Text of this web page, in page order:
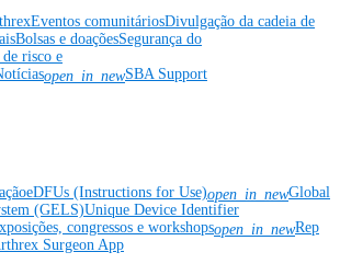
Eventos comunitáriosDivulgação da cadeia de
Bolsas e doaçõesSegurança do
risco e
open_in_newSBA Support
eDFUs (Instructions for Use)open_in_newGlobal
(GELS)Unique Device Identifier
congressos e workshopsopen_in_newRep
Surgeon App